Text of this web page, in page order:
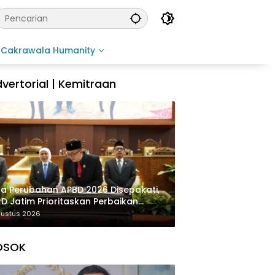
Cakrawala Humanity
| Kemitraan
Perubahan APBD 2026 Disepakati,
Jatim Prioritaskan Perbaikan
dan Penyelesaian TPG
2026